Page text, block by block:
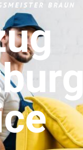
BRAUN